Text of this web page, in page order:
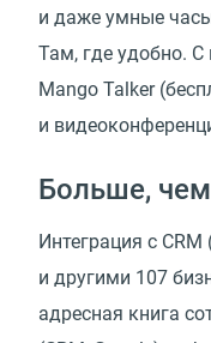
и даже умные часы
Там, где удобно.
Mango Talker
и
Больше,
Интеграция с
и другими 107
адресная книга